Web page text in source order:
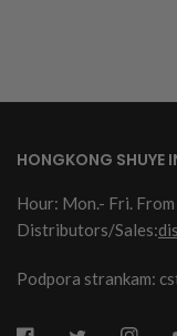
HONGKONG SHUYE
Hour: Mon.- Fri.
Distributors/Sales:
Podpora strankam: